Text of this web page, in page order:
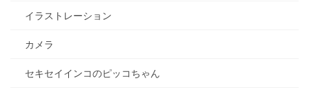
イラストレーション
カメラ
セキセイインコのピッコちゃん